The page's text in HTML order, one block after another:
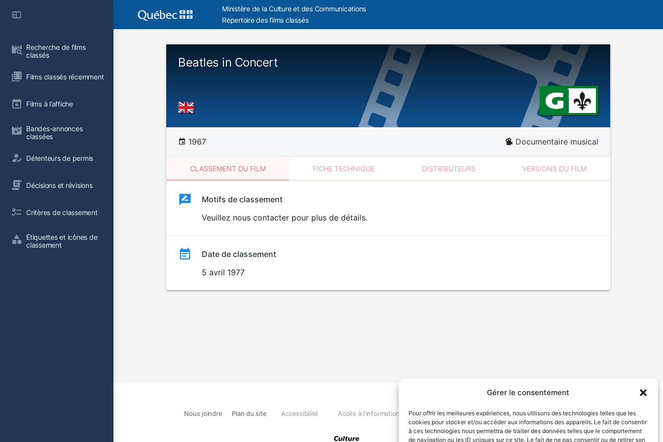
Gérer le consentement
Pour offrir les meilleures expériences, nous utilisons des technologies telles que les
cookies pour stocker et/ou accéder aux informations des appareils. Le fait de consentir
à ces technologies nous permettra de traiter des données telles que le comportement
de navigation ou les ID uniques sur ce site. Le fait de ne pas consentir ou de retirer son
Recherche de films
classés
Films classés récemment
Films à l’affiche
Bandes-annonces
classées
Détenteurs de permis
Décisions et révisions
Critères de classement
Étiquettes et icônes de
classement
Ministère de la Culture et des Communications
Répertoire des films classés
Beatles in Concert
1967 Documentaire musical
CLASSEMENT DU FILM FICHE TECHNIQUE DISTRIBUTEURS VERSIONS DU FILM
ClassementClassement
Motifs de classement
Veuillez nous contacter pour plus de détails.
Date de classement
5 avril 1977
Nous joindre Plan du site Accessibilité Accès à l'information Déclaration de services Politique de confidentialité